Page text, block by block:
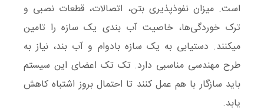
است. میزان نفوذپذیری بتن، اتصالات، قطعات نصبی و
ترک خوردگی‌ها، خاصیت آب بندی یک سازه را تامین
میکنند. دستیابی به یک سازه بادوام و آب بند، نیاز به
طرح مهندسی مناسبی دارد. تک تک اعضای این سیستم
باید سازگار با هم عمل کنند تا احتمال بروز اشتباه کاهش
یابد.